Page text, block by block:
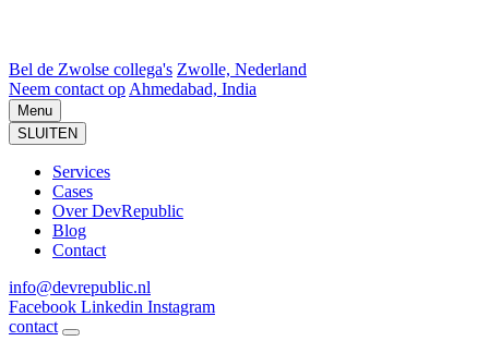
Bel de Zwolse collega's Zwolle, Nederland
Neem contact op Ahmedabad, India
Menu
SLUITEN
Services
Cases
Over DevRepublic
Blog
Contact
info@devrepublic.nl
Facebook Linkedin Instagram
contact